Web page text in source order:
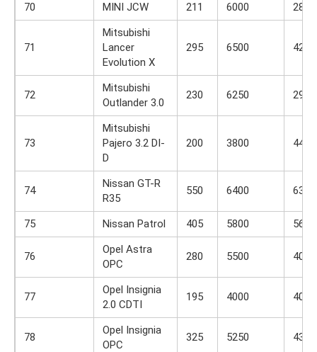
70 MINI JCW 211 6000 280
71
Mitsubishi
Lancer
Evolution X
295 6500 422
72
Mitsubishi
Outlander 3.0
230 6250 291
73
Mitsubishi
Pajero 3.2 DI-
D
200 3800 441
74
Nissan GT-R
R35
550 6400 632
75 Nissan Patrol 405 5800 560
76
Opel Astra
OPC
280 5500 400
77
Opel Insignia
2.0 CDTI
195 4000 400
78
Opel Insignia
OPC
325 5250 435